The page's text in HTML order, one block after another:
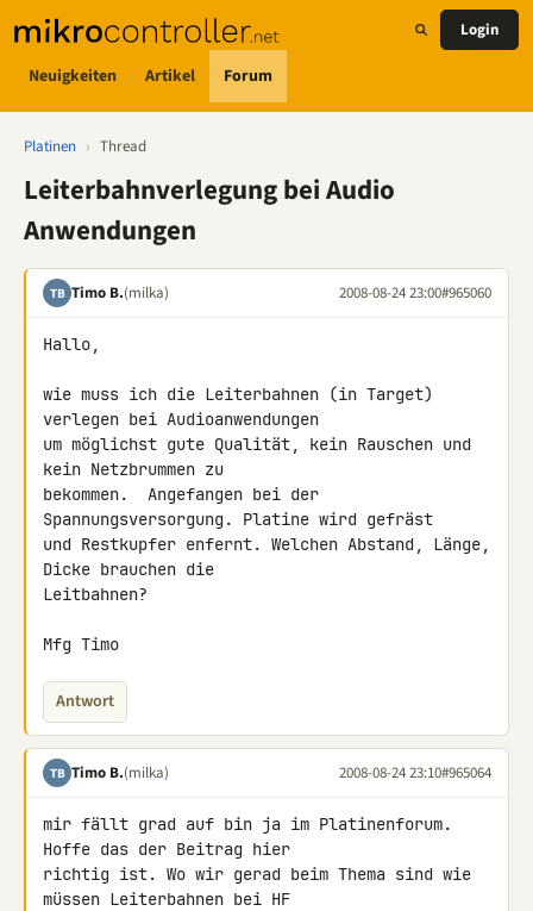
Neuigkeiten Artikel Forum
Login
Platinen › Thread
Leiterbahnverlegung bei Audio
Anwendungen
TB Timo B.(milka) 2008-08-24 23:00#965060
Hallo,
wie muss ich die Leiterbahnen (in Target)
verlegen bei Audioanwendungen
um möglichst gute Qualität, kein Rauschen und
kein Netzbrummen zu
bekommen.  Angefangen bei der
Spannungsversorgung. Platine wird gefräst
und Restkupfer enfernt. Welchen Abstand, Länge,
Dicke brauchen die
Leitbahnen?
Mfg Timo
Antwort
TB Timo B.(milka) 2008-08-24 23:10#965064
mir fällt grad auf bin ja im Platinenforum.
Hoffe das der Beitrag hier
richtig ist. Wo wir gerad beim Thema sind wie
müssen Leiterbahnen bei HF